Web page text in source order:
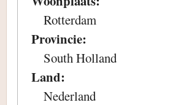
Rotterdam
Provincie:
South Holland
Land:
Nederland